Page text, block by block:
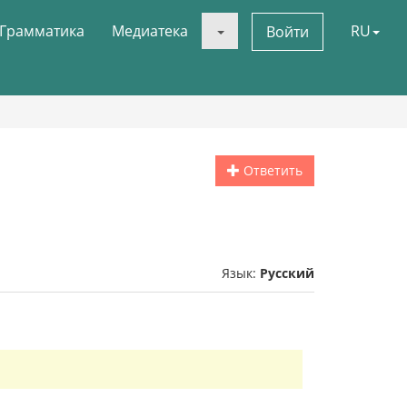
Грамматика Медиатека Войти RU
Ответить
Язык: Русский